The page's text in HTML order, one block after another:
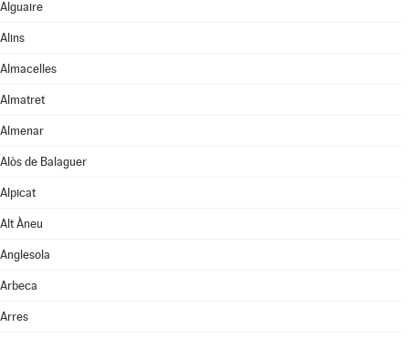
Alguaire
Alins
Almacelles
Almatret
Almenar
Alòs de Balaguer
Alpicat
Alt Àneu
Anglesola
Arbeca
Arres